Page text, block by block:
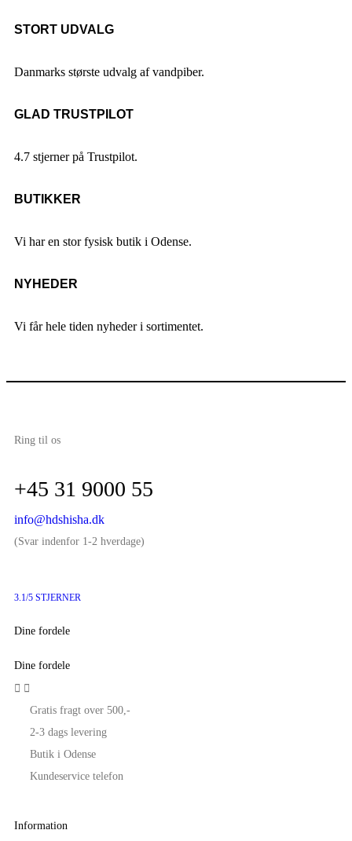
STORT UDVALG
Danmarks største udvalg af vandpiber.
GLAD TRUSTPILOT
4.7 stjerner på Trustpilot.
BUTIKKER
Vi har en stor fysisk butik i Odense.
NYHEDER
Vi får hele tiden nyheder i sortimentet.
Ring til os
+45 31 9000 55
info@hdshisha.dk
(Svar indenfor 1-2 hverdage)
3.1/5 STJERNER
Dine fordele
Dine fordele
 
Gratis fragt over 500,-
2-3 dags levering
Butik i Odense
Kundeservice telefon
Information